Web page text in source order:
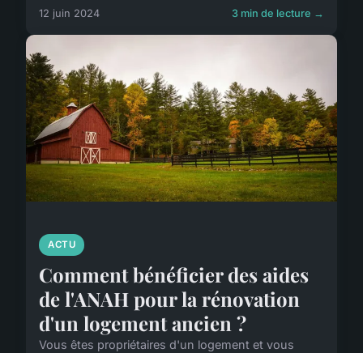
12 juin 2024 3 min de lecture →
ACTU
Comment bénéficier des aides
de l'ANAH pour la rénovation
d'un logement ancien ?
Vous êtes propriétaires d'un logement et vous